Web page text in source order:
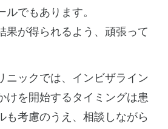
でもあります。
果が得られるよう、頑張って
ニックでは、インビザライン
けを開始するタイミングは患
も考慮のうえ、相談しながら